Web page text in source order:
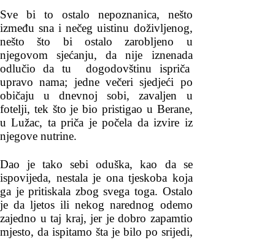
Sve bi to ostalo nepoznanica, nešto
između sna i nečeg uistinu doživljenog,
nešto što bi ostalo zarobljeno u
njegovom sjećanju, da nije iznenada
odlučio da tu dogodovštinu ispriča
upravo nama; jedne večeri sjedjeći po
običaju u dnevnoj sobi, zavaljen u
fotelji, tek što je bio pristigao u Berane,
u Lužac, ta priča je počela da izvire iz
njegove nutrine.
Dao je tako sebi oduška, kao da se
ispovijeda, nestala je ona tjeskoba koja
ga je pritiskala zbog svega toga. Ostalo
je da ljetos ili nekog narednog odemo
zajedno u taj kraj, jer je dobro zapamtio
mjesto, da ispitamo šta je bilo po srijedi,